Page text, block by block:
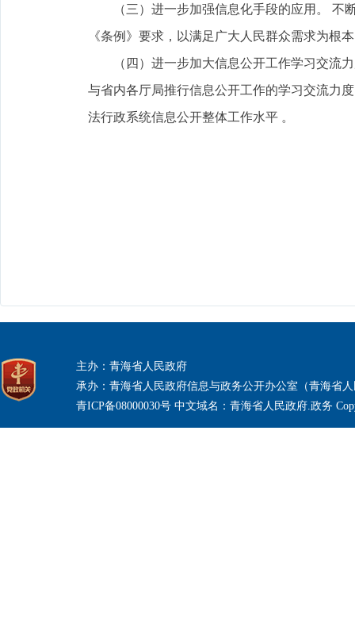
（三）进一步加强信息化手段的应用。 不断
《条例》要求，以满足广大人民群众需求为根
（四）进一步加大信息公开工作学习交流力
与省内各厅局推行信息公开工作的学习交流力
法行政系统信息公开整体工作水平 。
主办：青海省人民政府
承办：青海省人民政府信息与政务公开办公室（青海省
青ICP备08000030号 中文域名：青海省人民政府.政务